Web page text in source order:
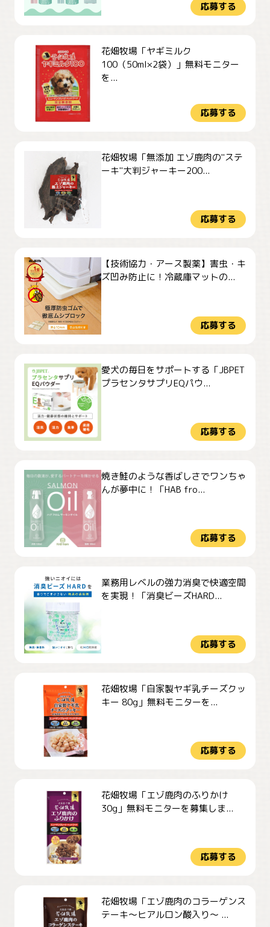
応募する
花畑牧場「ヤギミルク
100（50ml×2袋）」無料モニター
を...
応募する
花畑牧場「無添加 エゾ鹿肉の"ステ
ーキ"大判ジャーキー200...
応募する
【技術協力・アース製薬】害虫・キ
ズ凹み防止に！冷蔵庫マットの...
応募する
愛犬の毎日をサポートする「JBPET
プラセンタサプリEQパウ...
応募する
焼き鮭のような香ばしさでワンちゃ
んが夢中に！「HAB fro...
応募する
業務用レベルの強力消臭で快適空間
を実現！「消臭ビーズHARD...
応募する
花畑牧場「自家製ヤギ乳チーズクッ
キー 80g」無料モニターを...
応募する
花畑牧場「エゾ鹿肉のふりかけ
30g」無料モニターを募集しま...
応募する
花畑牧場「エゾ鹿肉のコラーゲンス
テーキ～ヒアルロン酸入り～ ...